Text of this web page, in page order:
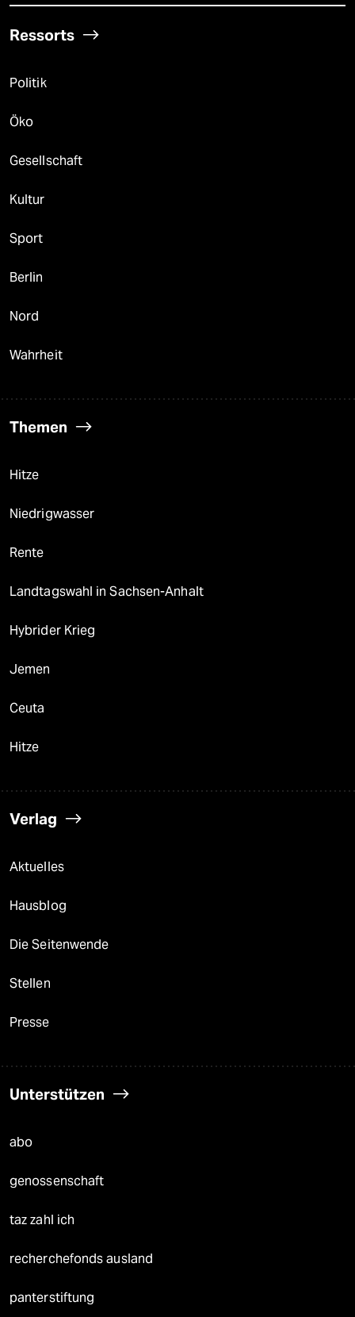
Ressorts
Politik
Öko
Gesellschaft
Kultur
Sport
Berlin
Nord
Wahrheit
Themen
Hitze
Niedrigwasser
Rente
Landtagswahl in Sachsen-Anhalt
Hybrider Krieg
Jemen
Ceuta
Hitze
Verlag
Aktuelles
Hausblog
Die Seitenwende
Stellen
Presse
Unterstützen
abo
genossenschaft
taz zahl ich
recherchefonds ausland
panterstiftung